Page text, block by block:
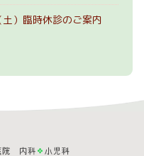
）臨時休診のご案内